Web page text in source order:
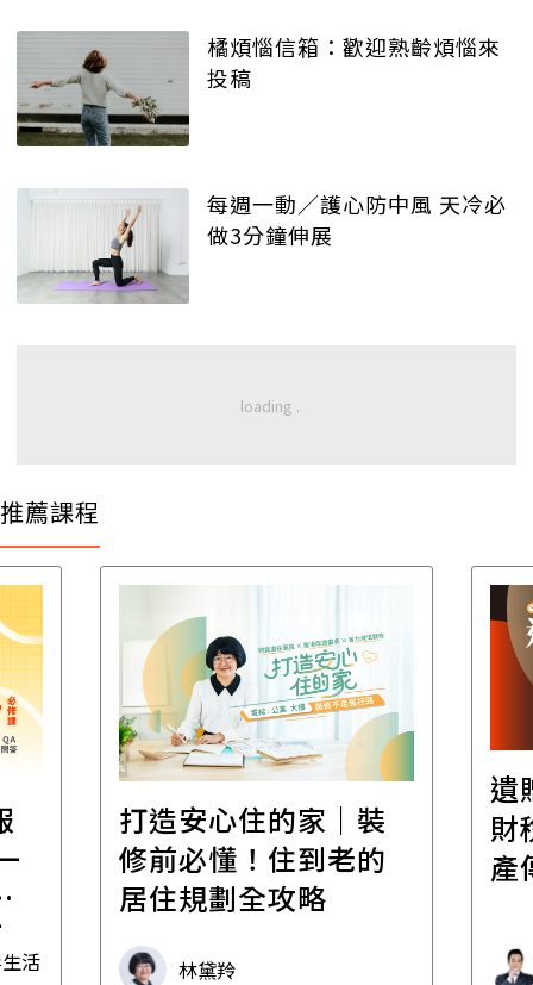
橘煩惱信箱：歡迎熟齡煩惱來
投稿
每週一動／護心防中風 天冷必
做3分鐘伸展
推薦課程
活
打造安心住的家｜裝
修前必懂！住到老的
居住規劃全攻略
林黛羚
遺
財
產